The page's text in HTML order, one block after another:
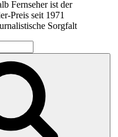
Fernseher ist der
Preis seit 1971
Sorgfalt